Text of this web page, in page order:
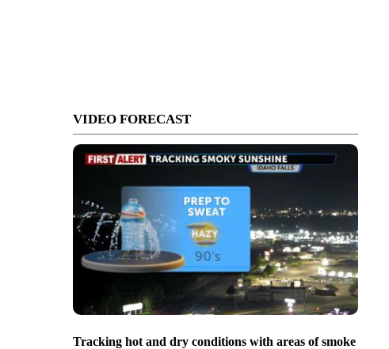
VIDEO FORECAST
Tracking hot and dry conditions with areas of smoke